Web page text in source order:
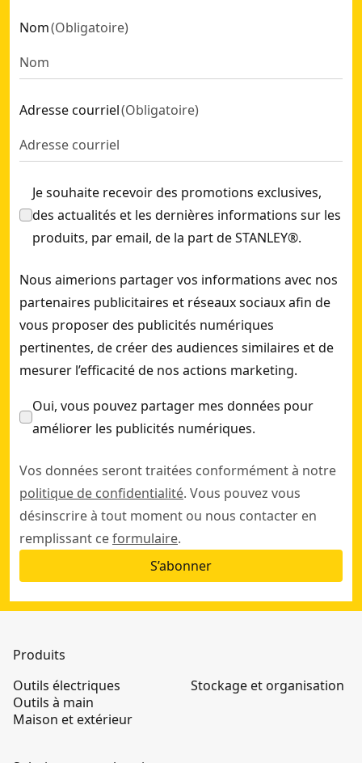
Nom(Obligatoire)
Adresse courriel(Obligatoire)
Je souhaite recevoir des promotions exclusives,
des actualités et les dernières informations sur les
produits, par email, de la part de STANLEY®.
Nous aimerions partager vos informations avec nos
partenaires publicitaires et réseaux sociaux afin de
vous proposer des publicités numériques
pertinentes, de créer des audiences similaires et de
mesurer l’efficacité de nos actions marketing.
Oui, vous pouvez partager mes données pour
améliorer les publicités numériques.
Vos données seront traitées conformément à notre
politique de confidentialité. Vous pouvez vous
désinscrire à tout moment ou nous contacter en
remplissant ceformulaire.
S’abonner
Produits
Outils électriques
Outils à main
Maison et extérieur
Stockage et organisation